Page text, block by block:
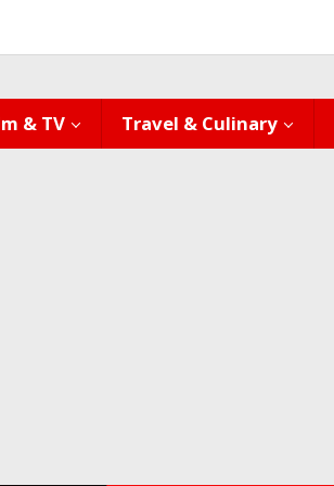
& TV Travel & Culinary